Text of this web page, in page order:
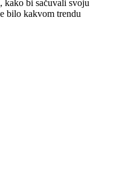
kako bi sačuvali svoju
bilo kakvom trendu